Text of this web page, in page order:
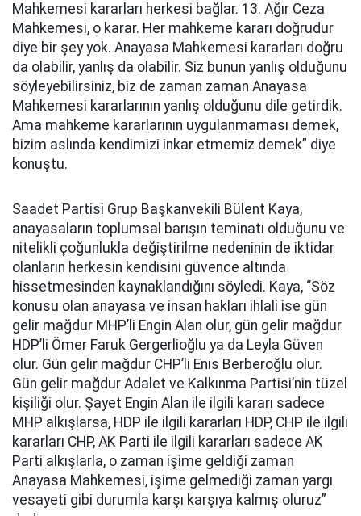
Mahkemesi kararları herkesi bağlar. 13. Ağır Ceza
Mahkemesi, o karar. Her mahkeme kararı doğrudur
diye bir şey yok. Anayasa Mahkemesi kararları doğru
da olabilir, yanlış da olabilir. Siz bunun yanlış olduğunu
söyleyebilirsiniz, biz de zaman zaman Anayasa
Mahkemesi kararlarının yanlış olduğunu dile getirdik.
Ama mahkeme kararlarının uygulanmaması demek,
bizim aslında kendimizi inkar etmemiz demek” diye
konuştu.
Saadet Partisi Grup Başkanvekili Bülent Kaya,
anayasaların toplumsal barışın teminatı olduğunu ve
nitelikli çoğunlukla değiştirilme nedeninin de iktidar
olanların herkesin kendisini güvence altında
hissetmesinden kaynaklandığını söyledi. Kaya, “Söz
konusu olan anayasa ve insan hakları ihlali ise gün
gelir mağdur MHP’li Engin Alan olur, gün gelir mağdur
HDP’li Ömer Faruk Gergerlioğlu ya da Leyla Güven
olur. Gün gelir mağdur CHP’li Enis Berberoğlu olur.
Gün gelir mağdur Adalet ve Kalkınma Partisi’nin tüzel
kişiliği olur. Şayet Engin Alan ile ilgili kararı sadece
MHP alkışlarsa, HDP ile ilgili kararları HDP, CHP ile ilgili
kararları CHP, AK Parti ile ilgili kararları sadece AK
Parti alkışlarla, o zaman işime geldiği zaman
Anayasa Mahkemesi, işime gelmediği zaman yargı
vesayeti gibi durumla karşı karşıya kalmış oluruz”